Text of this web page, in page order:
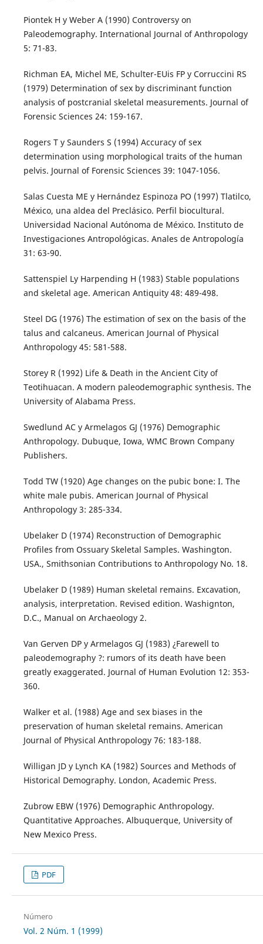
Piontek H y Weber A (1990) Controversy on
Paleodemography. International Journal of Anthropology
5: 71-83.
Richman EA, Michel ME, Schulter-EUis FP y Corruccini RS
(1979) Determination of sex by discriminant function
analysis of postcranial skeletal measurements. Journal of
Forensic Sciences 24: 159-167.
Rogers T y Saunders S (1994) Accuracy of sex
determination using morphological traits of the human
pelvis. Journal of Forensic Sciences 39: 1047-1056.
Salas Cuesta ME y Hernández Espinoza PO (1997) Tlatilco,
México, una aldea del Preclásico. Perfil biocultural.
Universidad Nacional Autónoma de México. Instituto de
Investigaciones Antropológicas. Anales de Antropología
31: 63-90.
Sattenspiel Ly Harpending H (1983) Stable populations
and skeletal age. American Antiquity 48: 489-498.
Steel DG (1976) The estimation of sex on the basis of the
talus and calcaneus. American Journal of Physical
Anthropology 45: 581-588.
Storey R (1992) Life & Death in the Ancient City of
Teotihuacan. A modern paleodemographic synthesis. The
University of Alabama Press.
Swedlund AC y Armelagos GJ (1976) Demographic
Anthropology. Dubuque, Iowa, WMC Brown Company
Publishers.
Todd TW (1920) Age changes on the pubic bone: I. The
white male pubis. American Journal of Physical
Anthropology 3: 285-334.
Ubelaker D (1974) Reconstruction of Demographic
Profiles from Ossuary Skeletal Samples. Washington.
USA., Smithsonian Contributions to Anthropology No. 18.
Ubelaker D (1989) Human skeletal remains. Excavation,
analysis, interpretation. Revised edition. Washignton,
D.C., Manual on Archaeology 2.
Van Gerven DP y Armelagos GJ (1983) ¿Farewell to
paleodemography ?: rumors of its death have been
greatly exaggerated. Journal of Human Evolution 12: 353-
360.
Walker et al. (1988) Age and sex biases in the
preservation of human skeletal remains. American
Journal of Physical Anthropology 76: 183-188.
Willigan JD y Lynch KA (1982) Sources and Methods of
Historical Demography. London, Academic Press.
Zubrow EBW (1976) Demographic Anthropology.
Quantitative Approaches. Albuquerque, University of
New Mexico Press.
PDF
Número
Vol. 2 Núm. 1 (1999)